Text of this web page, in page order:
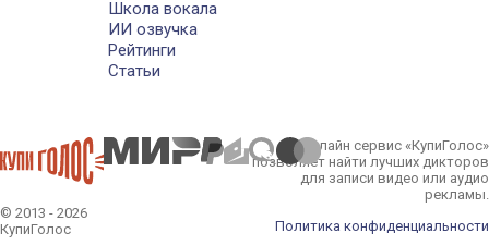
Школа вокала
ИИ озвучка
Рейтинги
Статьи
© 2013 - 2026
КупиГолос
Онлайн сервис «КупиГолос»
позволяет найти лучших дикторов
для записи видео или аудио
рекламы.
Политика конфиденциальности